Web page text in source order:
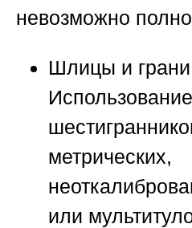
невозможно
Шлицы и
метрических,
или